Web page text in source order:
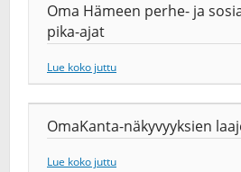
Oma Hämeen perhe- ja
pika-ajat
Lue koko juttu
OmaKanta-näkyvyyksien
Lue koko juttu